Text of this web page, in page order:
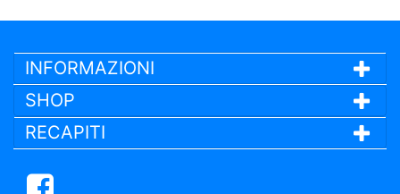
INFORMAZIONI
SHOP
RECAPITI
Facebook